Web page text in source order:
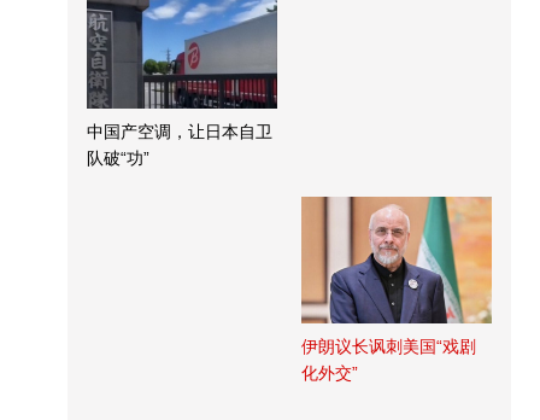
中国产空调，让日本自卫
队破“功”
伊朗议长讽刺美国“戏剧
化外交”